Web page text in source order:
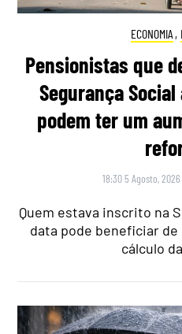
ECONOMIA ,
Pensionistas que
Segurança
podem ter um
18:30 5 Agosto, 2026
Quem estava inscrito na
data pode beneficiar
cálculo